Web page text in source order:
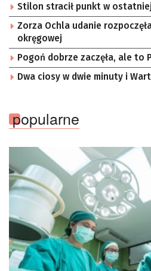
Stilon stracił punkt w
Zorza Ochla udanie
okręgowej
Pogoń dobrze zaczęła, ale to
Dwa ciosy w dwie minuty i
popularne